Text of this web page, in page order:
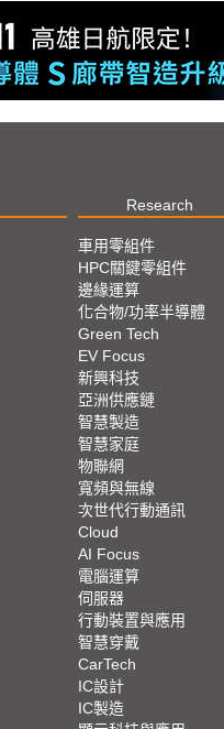
Research
車用零組件
HPC關鍵零組件
邊緣運算
化合物/功率半導體
Green Tech
EV Focus
新興科技
亞洲供應鏈
智慧製造
智慧家庭
物聯網
寬頻與無線
次世代行動通訊
Cloud
AI Focus
電腦運算
伺服器
行動裝置與應用
智慧穿戴
CarTech
IC設計
IC製造